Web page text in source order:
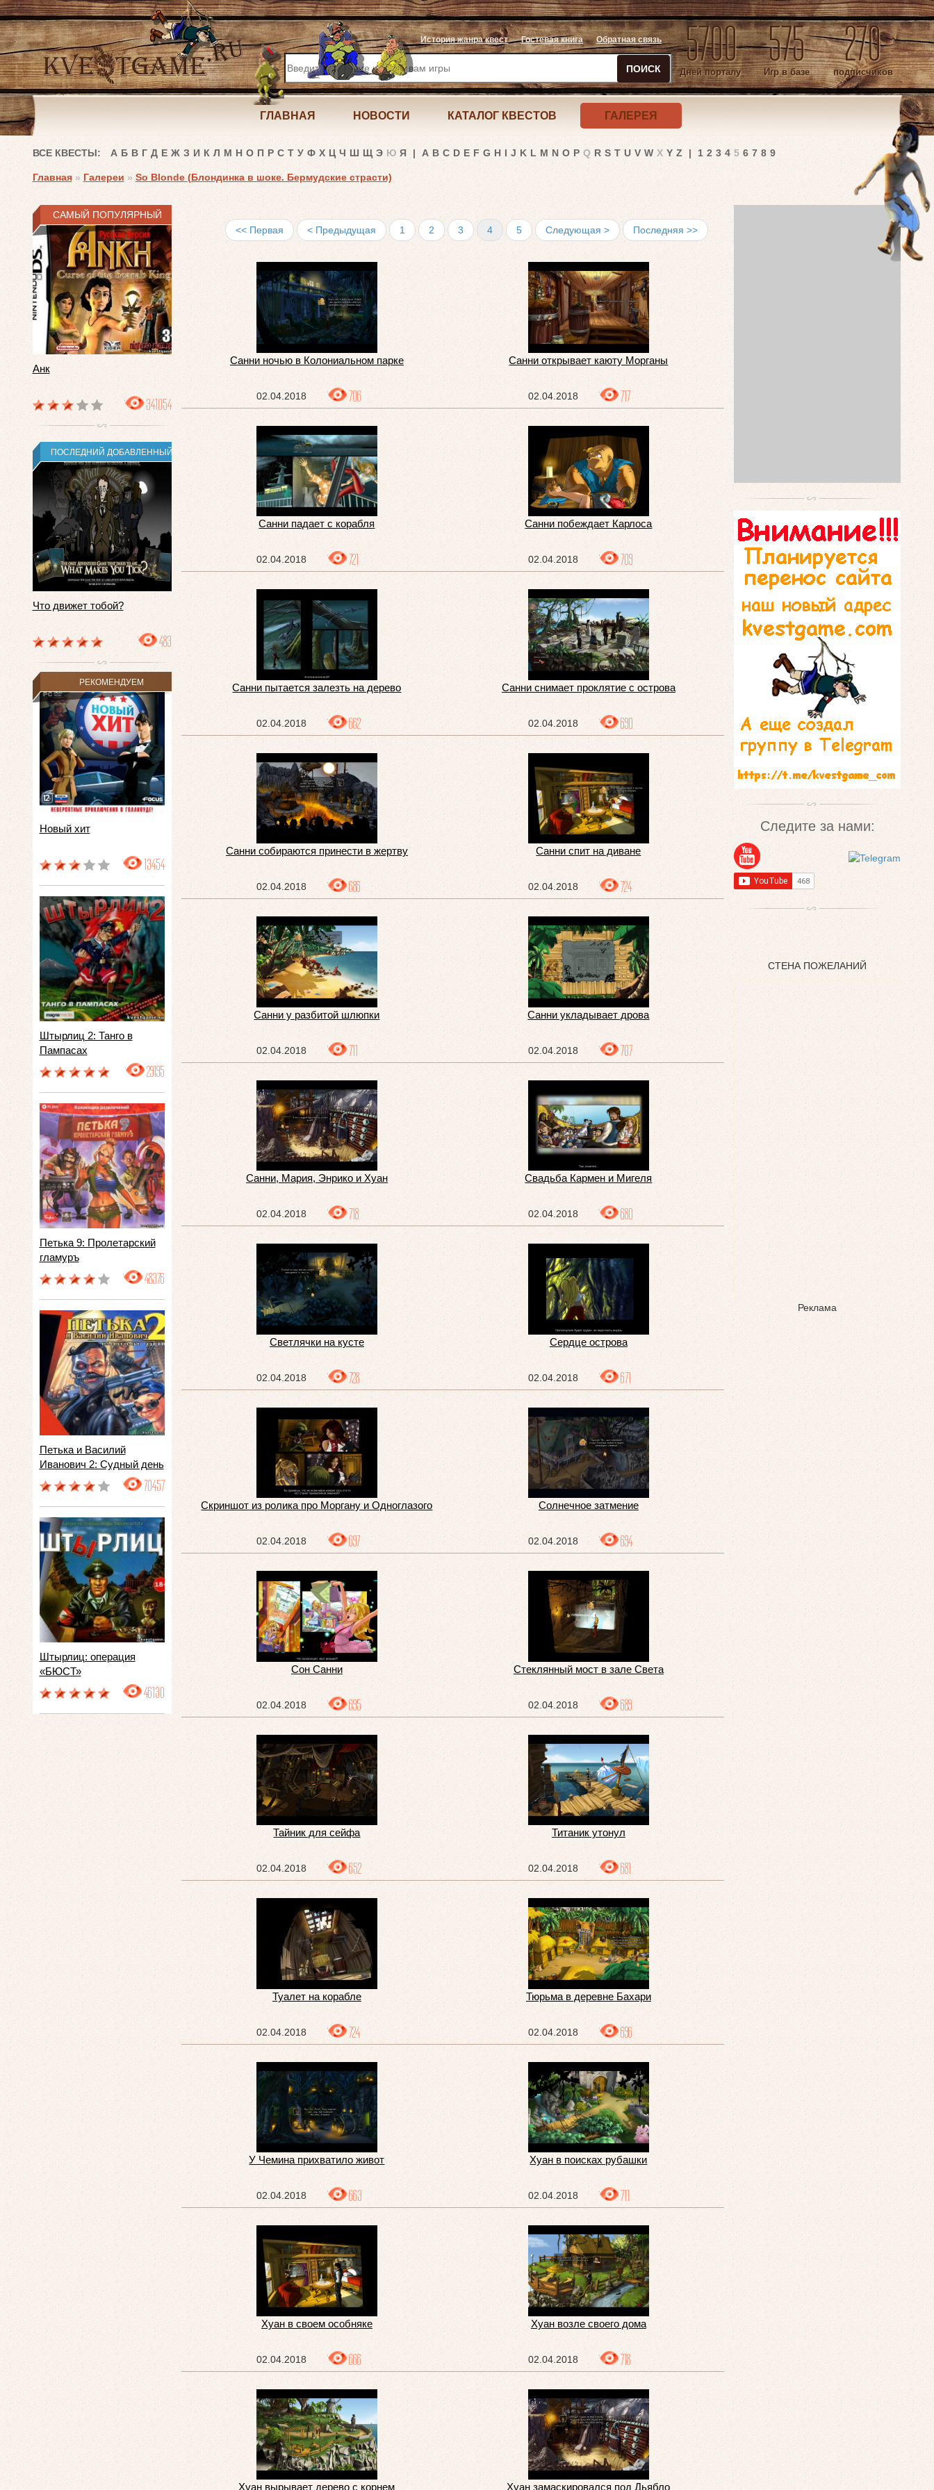
История жанра квест Гостевая книга Обратная связь
ПОИСК 5700
Дней порталу 575
Игр в базе 270
подписчиков
ГЛАВНАЯ НОВОСТИ КАТАЛОГ КВЕСТОВ ГАЛЕРЕЯ
ВСЕ КВЕСТЫ: А Б В Г Д Е Ж З И К Л М Н О П Р С Т У Ф Х Ц Ч Ш Щ Э Ю Я | A B C D E F G H I J K L M N O P Q R S T U V W X Y Z | 1 2 3 4 5 6 7 8 9
Главная » Галереи » So Blonde (Блондинка в шоке. Бермудские страсти)
САМЫЙ ПОПУЛЯРНЫЙ
Анк
341054
ПОСЛЕДНИЙ ДОБАВЛЕННЫЙ
Что движет тобой?
483
РЕКОМЕНДУЕМ
Новый хит
13454
Штырлиц 2: Танго в
Пампасах
29195
Петька 9: Пролетарский
гламуръ
48376
Петька и Василий
Иванович 2: Судный день
70457
Штырлиц: операция
«БЮСТ»
46130
<< Первая < Предыдущая 1 2 3 4 5 Следующая > Последняя >>
Санни ночью в Колониальном парке
02.04.2018 706
Санни открывает каюту Морганы
02.04.2018 717
Санни падает с корабля
02.04.2018 721
Санни побеждает Карлоса
02.04.2018 709
Санни пытается залезть на дерево
02.04.2018 662
Санни снимает проклятие с острова
02.04.2018 690
Санни собираются принести в жертву
02.04.2018 686
Санни спит на диване
02.04.2018 724
Санни у разбитой шлюпки
02.04.2018 711
Санни укладывает дрова
02.04.2018 707
Санни, Мария, Энрико и Хуан
02.04.2018 718
Свадьба Кармен и Мигеля
02.04.2018 680
Светлячки на кусте
02.04.2018 728
Сердце острова
02.04.2018 671
Скриншот из ролика про Моргану и Одноглазого
02.04.2018 697
Солнечное затмение
02.04.2018 694
Сон Санни
02.04.2018 695
Стеклянный мост в зале Света
02.04.2018 689
Тайник для сейфа
02.04.2018 652
Титаник утонул
02.04.2018 681
Туалет на корабле
02.04.2018 724
Тюрьма в деревне Бахари
02.04.2018 696
У Чемина прихватило живот
02.04.2018 663
Хуан в поисках рубашки
02.04.2018 711
Хуан в своем особняке
02.04.2018 666
Хуан возле своего дома
02.04.2018 718
Хуан вырывает дерево с корнем Хуан замаскировался под Дьябло
Следите за нами:
СТЕНА ПОЖЕЛАНИЙ
Реклама